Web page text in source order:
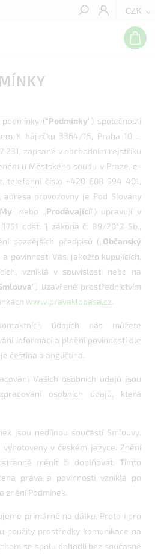
CZK
Hledat
("Podmínky") společnosti
K háječku 3364/15, Praha 10 –
231, zapsané v obchodním rejstříku
u Městského soudu v Praze, e-
, telefonní číslo +420 608 994 401,
provozovny je Pod Slovany
My" nebo „ Prodávající") upravují v
odst. 1 zákona č. 89/2012 Sb.,
pozdějších předpisů („ Občanský
povinnosti Vás, jakožto kupujících,
vzniklá v souvislosti nebo na
") uzavřené prostřednictvím
www.pravaklobasa.cz.
údajích nás můžete
informací a plnění povinností dle
čeština a angličtina.
Vašich osobních údajů jsou
osobních údajů, která
jsou nedílnou součástí Smlouvy.
v českém jazyce. Znění
měnit či doplňovat. Tímto
práva a povinnosti vzniklá po
znění Podmínek.
primárně na dálku. Proto i pro
použity prostředky komunikace na
se spolu dohodli bez současné